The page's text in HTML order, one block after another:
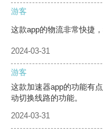
游客
这款app的物流非常快捷
2024-03-31
游客
这款加速器app的功能有
动切换线路的功能。
2024-03-31